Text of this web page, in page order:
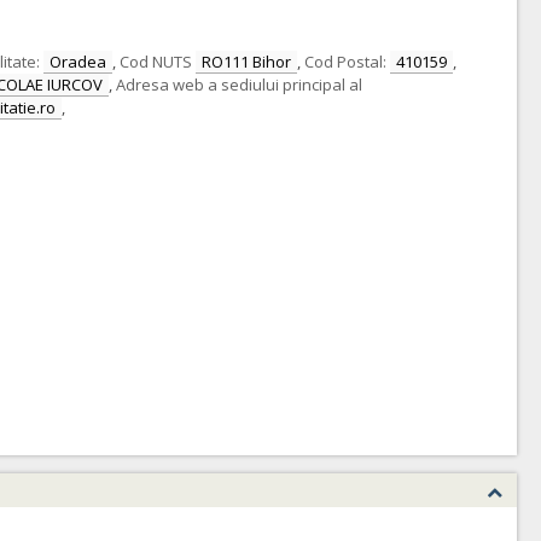
Oradea , Cod NUTS RO111 Bihor , Cod Postal: 410159 ,
IURCOV ,Adresa web a sediului principal al
,